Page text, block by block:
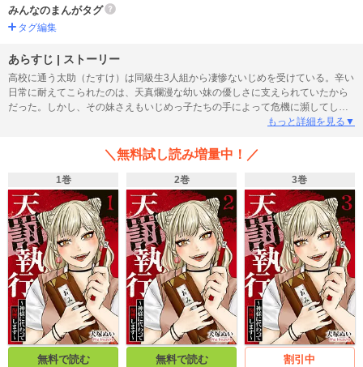
みんなのまんがタグ
タグ編集
あらすじ | ストーリー
高校に通う太助（たすけ）は同級生3人組から凄惨ないじめを受けている。辛い
日常に耐えてこられたのは、天真爛漫な幼い妹の優しさに支えられていたから
だった。しかし、その妹さえもいじめっ子たちの手によって危機に瀕してしま
い―…。太助は神にもすがる思いでオンライン神社に”あるお願い”をしたとこ
てこと教えてあげよう？」
もっと詳細を見る▼
＼無料試し読み増量中！／
1巻
無料で読む
2巻
無料で読む
3巻
割引中